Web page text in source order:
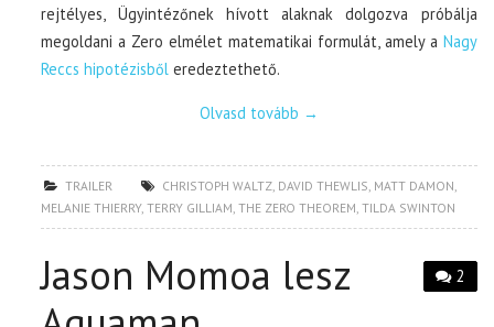
rejtélyes, Ügyintézőnek hívott alaknak dolgozva próbálja
megoldani a Zero elmélet matematikai formulát, amely a Nagy
Reccs hipotézisből eredeztethető.
Olvasd tovább →
TRAILER CHRISTOPH WALTZ, DAVID THEWLIS, MATT DAMON,
MELANIE THIERRY,TERRY GILLIAM,THE ZERO THEOREM,TILDA SWINTON
2
Jason Momoa lesz